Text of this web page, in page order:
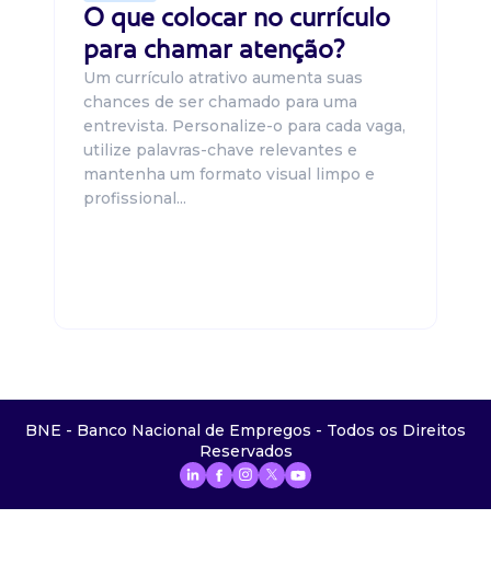
O que colocar no currículo
para chamar atenção?
Um currículo atrativo aumenta suas
chances de ser chamado para uma
entrevista. Personalize-o para cada vaga,
utilize palavras-chave relevantes e
mantenha um formato visual limpo e
profissional...
BNE - Banco Nacional de Empregos - Todos os Direitos
Reservados